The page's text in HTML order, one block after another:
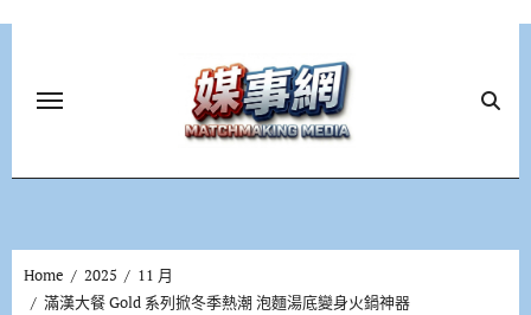
Home 2025
11 月
滿漢大餐 Gold 系列掀冬季熱潮 泡麵湯底變身火鍋神器